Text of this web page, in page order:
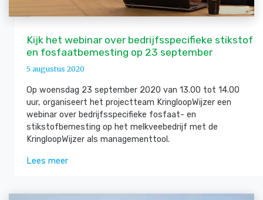
Kijk het webinar over bedrijfsspecifieke stikstof
en fosfaatbemesting op 23 september
5 augustus 2020
Op woensdag 23 september 2020 van 13.00 tot 14.00
uur, organiseert het projectteam KringloopWijzer een
webinar over bedrijfsspecifieke fosfaat- en
stikstofbemesting op het melkveebedrijf met de
KringloopWijzer als managementtool.
Lees meer